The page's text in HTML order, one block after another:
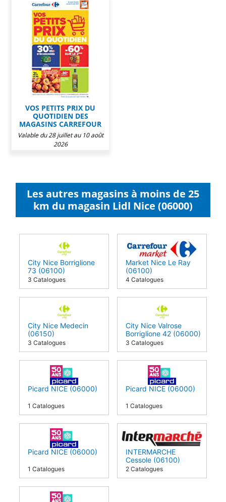
VOS PETITS PRIX DU
QUOTIDIEN DES
MAGASINS CARREFOUR
Valable du 28 juillet au 10 août
2026
Les autres magasins à moins de 25
km du magasin Lidl Nice (06000)
City Nice Borriglione
73 (06100)
3 Catalogues
Market Nice Le Ray
(06100)
4 Catalogues
City Nice Medecin
(06150)
3 Catalogues
City Nice Valrose
Borriglione 42 (06000)
3 Catalogues
Picard NICE (06000)
1 Catalogues
Picard NICE (06000)
1 Catalogues
Picard NICE (06000)
1 Catalogues
INTERMARCHE
Cessole (06100)
2 Catalogues